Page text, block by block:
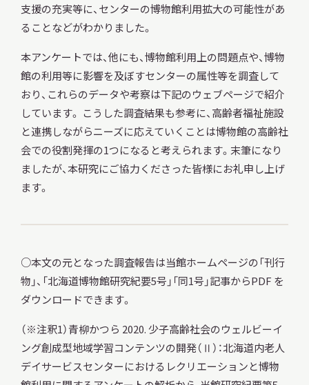
支援の充実等に、センターの博物館利用拡大の可能性があ
ることなどがわかりました。
本アンケートでは、他にも、博物館利用上の問題点や、博物
館の利用等に影響を及ぼすセンターの属性等を調査して
おり、これらのデータや考察は下記のウェブページで紹介
しています。 こうした調査結果も参考に、高齢者福祉施設
と連携しながらニーズに応えていくことは博物館の高齢社
会での役割発揮の1つになると考えられます。末筆になり
ましたが、本研究にご協力くださった皆様にお礼申し上げ
ます。
○本文の元となった調査報告は当館ホームページの「刊行
物」、「北海道博物館研究紀要5号」「同1号」記事からPDF を
ダウンロードできます。
（※注釈1）青柳かつら 2020. 少子高齢社会のウェルビーイ
ング創成型地域学習コンテンツの開発（Ⅱ）：北海道内老人
デイサービスセンターにおけるレクリエーションと博物